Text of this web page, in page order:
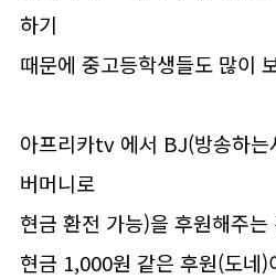
하기
때문에 중고등학생들도 많이
아프리카tv 에서 BJ(방송하는
버머니로
현금 환전 가능)을 후원해주
현금 1,000원 같은 후원(도네)